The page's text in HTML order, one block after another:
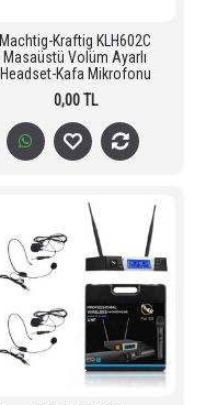
Machtig-Kraftig KLH602C
Masaüstü Volüm Ayarlı
Headset-Kafa Mikrofonu
0,00 TL